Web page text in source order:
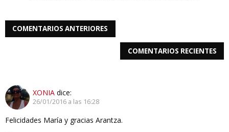
COMENTARIOS ANTERIORES
COMENTARIOS RECIENTES
XONIA dice:
26/01/2016 a las 16:28
Felicidades María y gracias Arantza.